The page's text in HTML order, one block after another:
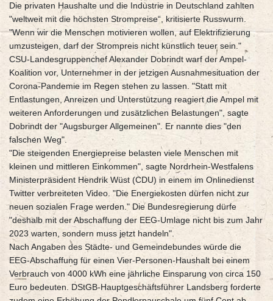
Die privaten Haushalte und die Industrie in Deutschland zahlten
"weltweit mit die höchsten Strompreise“, kritisierte Russwurm.
"Wenn wir die Menschen motivieren wollen, auf Elektrifizierung
umzusteigen, darf der Strompreis nicht künstlich teuer sein."
CSU-Landesgruppenchef Alexander Dobrindt warf der Ampel-
Koalition vor, Unternehmer in der jetzigen Ausnahmesituation der
Corona-Pandemie im Regen stehen zu lassen. "Statt mit
Entlastungen, Anreizen und Unterstützung reagiert die Ampel mit
weiteren Anforderungen und zusätzlichen Belastungen", sagte
Dobrindt der "Augsburger Allgemeinen". Er nannte dies "den
falschen Weg".
"Die steigenden Energiepreise belasten viele Menschen mit
kleinen und mittleren Einkommen", sagte Nordrhein-Westfalens
Ministerpräsident Hendrik Wüst (CDU) in einem im Onlinedienst
Twitter verbreiteten Video. "Die Energiekosten dürfen nicht zur
neuen sozialen Frage werden." Die Bundesregierung dürfe
"deshalb mit der Abschaffung der EEG-Umlage nicht bis zum Jahr
2023 warten, sondern muss jetzt handeln".
Nach Angaben des Städte- und Gemeindebundes würde die
EEG-Abschaffung für einen Vier-Personen-Haushalt bei einem
Verbrauch von 4000 kWh eine jährliche Einsparung von circa 150
Euro bedeuten. DStGB-Hauptgeschäftsführer Landsberg forderte